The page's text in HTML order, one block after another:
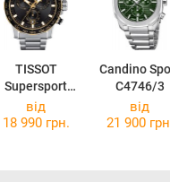
TISSOT
Supersport
Chrono
T125.617.21.0
Candino
C4746/3
від
18 990 грн.
від
21 900